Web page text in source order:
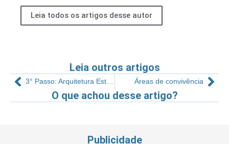
Leia todos os artigos desse autor
Leia outros artigos
3° Passo: Arquitetura Estratégica Corporativa Áreas de convivência
O que achou desse artigo?
Publicidade